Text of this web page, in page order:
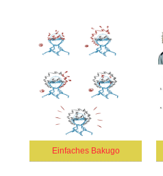
Einfaches Bakugo